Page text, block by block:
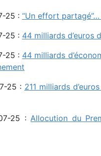
25 : “Un effort
25 : 44 milliards d’euros
25 : 44 milliards
25 : 211 milliards
25 : Allocution du